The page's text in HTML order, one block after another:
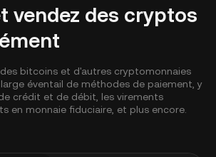
vendez des cryptos
bitcoins et d'autres cryptomonnaies
éventail de méthodes de paiement, y
crédit et de débit, les virements
en monnaie fiduciaire, et plus encore.